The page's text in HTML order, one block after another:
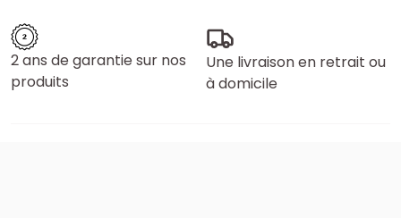
2 ans de garantie sur nos
produits
Une livraison en retrait ou
à domicile